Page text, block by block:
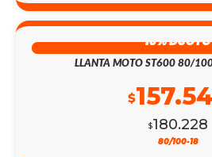
13% DSCTO
LLANTA MOTO ST600 80/
$180.228
$
80/100-18